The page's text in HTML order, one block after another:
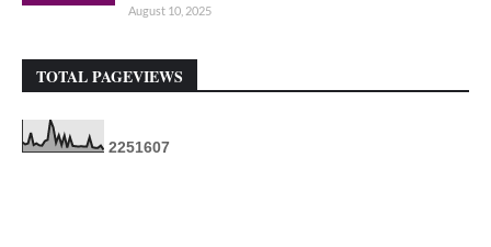
August 10, 2025
TOTAL PAGEVIEWS
2251607